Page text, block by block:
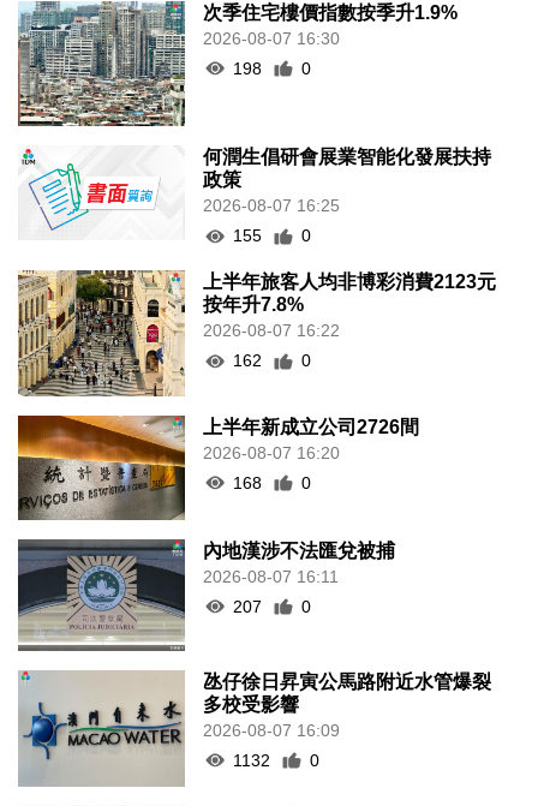
次季住宅樓價指數按季升1.9%
2026-08-07 16:30
198
0
何潤生倡研會展業智能化發展扶持
政策
2026-08-07 16:25
155
0
上半年旅客人均非博彩消費2123元
按年升7.8%
2026-08-07 16:22
162
0
上半年新成立公司2726間
2026-08-07 16:20
168
0
內地漢涉不法匯兌被捕
2026-08-07 16:11
207
0
氹仔徐日昇寅公馬路附近水管爆裂
多校受影響
2026-08-07 16:09
1132
0